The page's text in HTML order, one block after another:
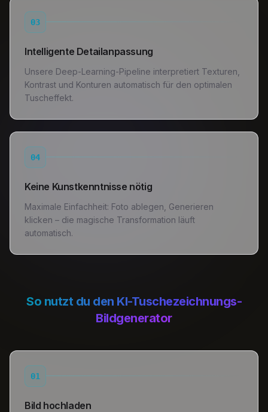
03
Intelligente Detailanpassung
Unsere Deep-Learning-Pipeline interpretiert Texturen,
Kontrast und Konturen automatisch für den optimalen
Tuscheffekt.
04
Keine Kunstkenntnisse nötig
Maximale Einfachheit: Foto ablegen, Generieren
klicken – die magische Transformation läuft
automatisch.
So nutzt du den KI-Tuschezeichnungs-
Bildgenerator
01
Bild hochladen